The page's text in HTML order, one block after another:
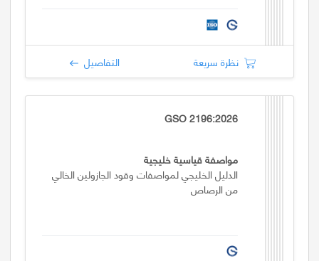
نظرة سريعة التفاصيل
GSO 2196:2026
مواصفة قياسية خليجية
الدليل الخليجي لمواصفات وقود الجازولين الخالي
من الرصاص